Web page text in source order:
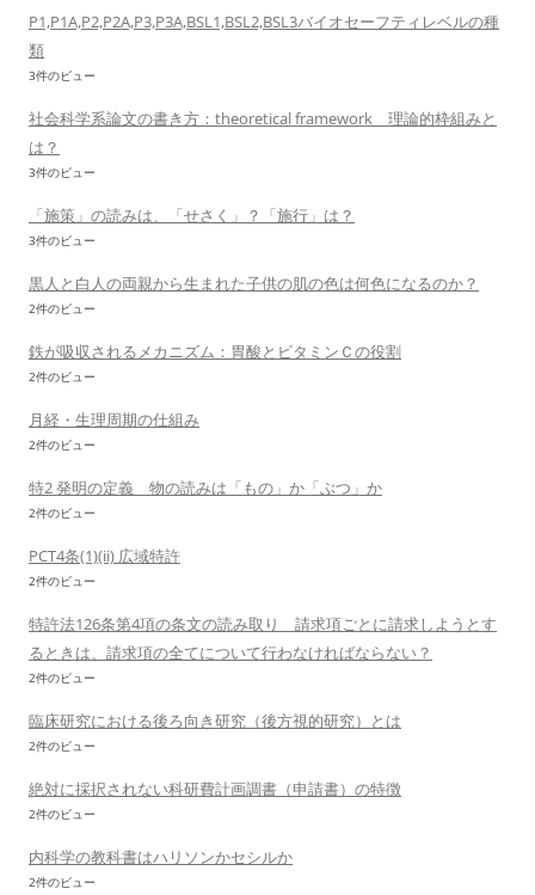
P1,P1A,P2,P2A,P3,P3A,BSL1,BSL2,BSL3バイオセーフティレベルの種
類
3件のビュー
社会科学系論文の書き方：theoretical framework 理論的枠組みと
は？
3件のビュー
「施策」の読みは、「せさく」？「施行」は？
3件のビュー
黒人と白人の両親から生まれた子供の肌の色は何色になるのか？
2件のビュー
鉄が吸収されるメカニズム：胃酸とビタミンＣの役割
2件のビュー
月経・生理周期の仕組み
2件のビュー
特2 発明の定義 物の読みは「もの」か「ぶつ」か
2件のビュー
PCT4条(1)(ii) 広域特許
2件のビュー
特許法126条第4項の条文の読み取り 請求項ごとに請求しようとす
るときは、請求項の全てについて行わなければならない？
2件のビュー
臨床研究における後ろ向き研究（後方視的研究）とは
2件のビュー
絶対に採択されない科研費計画調書（申請書）の特徴
2件のビュー
内科学の教科書はハリソンかセシルか
2件のビュー